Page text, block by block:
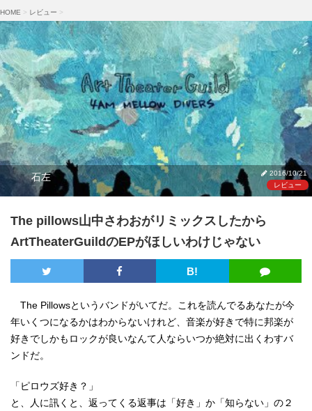
HOME > レビュー >
石左
2016/10/21
レビュー
The pillows山中さわおがリミックスしたから
ArtTheaterGuildのEPがほしいわけじゃない
B!
The Pillowsというバンドがいてだ。これを読んでるあなたが今
年いくつになるかはわからないけれど、音楽が好きで特に邦楽が
好きでしかもロックが良いなんて人ならいつか絶対に出くわすバ
ンドだ。
「ピロウズ好き？」
と、人に訊くと、返ってくる返事は「好き」か「知らない」の２